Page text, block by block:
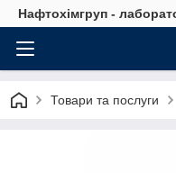
Нафтохімгруп -
Товари та послуги